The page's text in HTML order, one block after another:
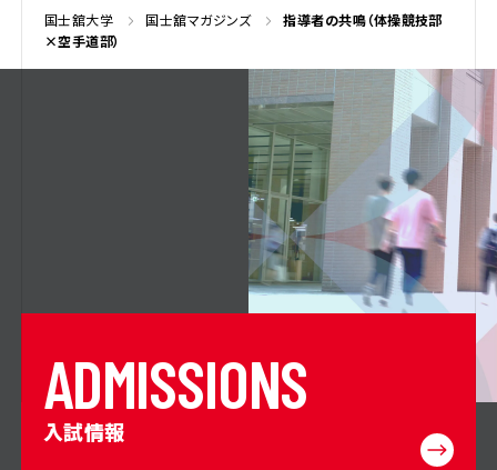
国士舘大学 国士舘マガジンズ
指導者の共鳴（体操競技部
×空手道部）
ADMISSIONS
入試情報